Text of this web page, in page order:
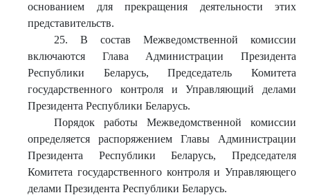
основанием для прекращения деятельности этих
представительств.
25. В состав Межведомственной комиссии
включаются Глава Администрации Президента
Республики Беларусь, Председатель Комитета
государственного контроля и Управляющий делами
Президента Республики Беларусь.
Порядок работы Межведомственной комиссии
определяется распоряжением Главы Администрации
Президента Республики Беларусь, Председателя
Комитета государственного контроля и Управляющего
делами Президента Республики Беларусь.